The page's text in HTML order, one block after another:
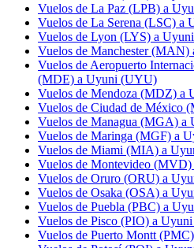
Vuelos de La Paz (LPB) a
Vuelos de La Serena (LSC) a
Vuelos de Lyon (LYS) a
Vuelos de Manchester
Vuelos de Aeropuerto
(MDE) a Uyuni (UYU)
Vuelos de Mendoza (MDZ) a
Vuelos de Ciudad de México
Vuelos de Managua (MGA)
Vuelos de Maringa (MGF) a
Vuelos de Miami (MIA) a
Vuelos de Montevideo
Vuelos de Oruro (ORU) a
Vuelos de Osaka (OSA) a
Vuelos de Puebla (PBC) a
Vuelos de Pisco (PIO) a
Vuelos de Puerto Montt